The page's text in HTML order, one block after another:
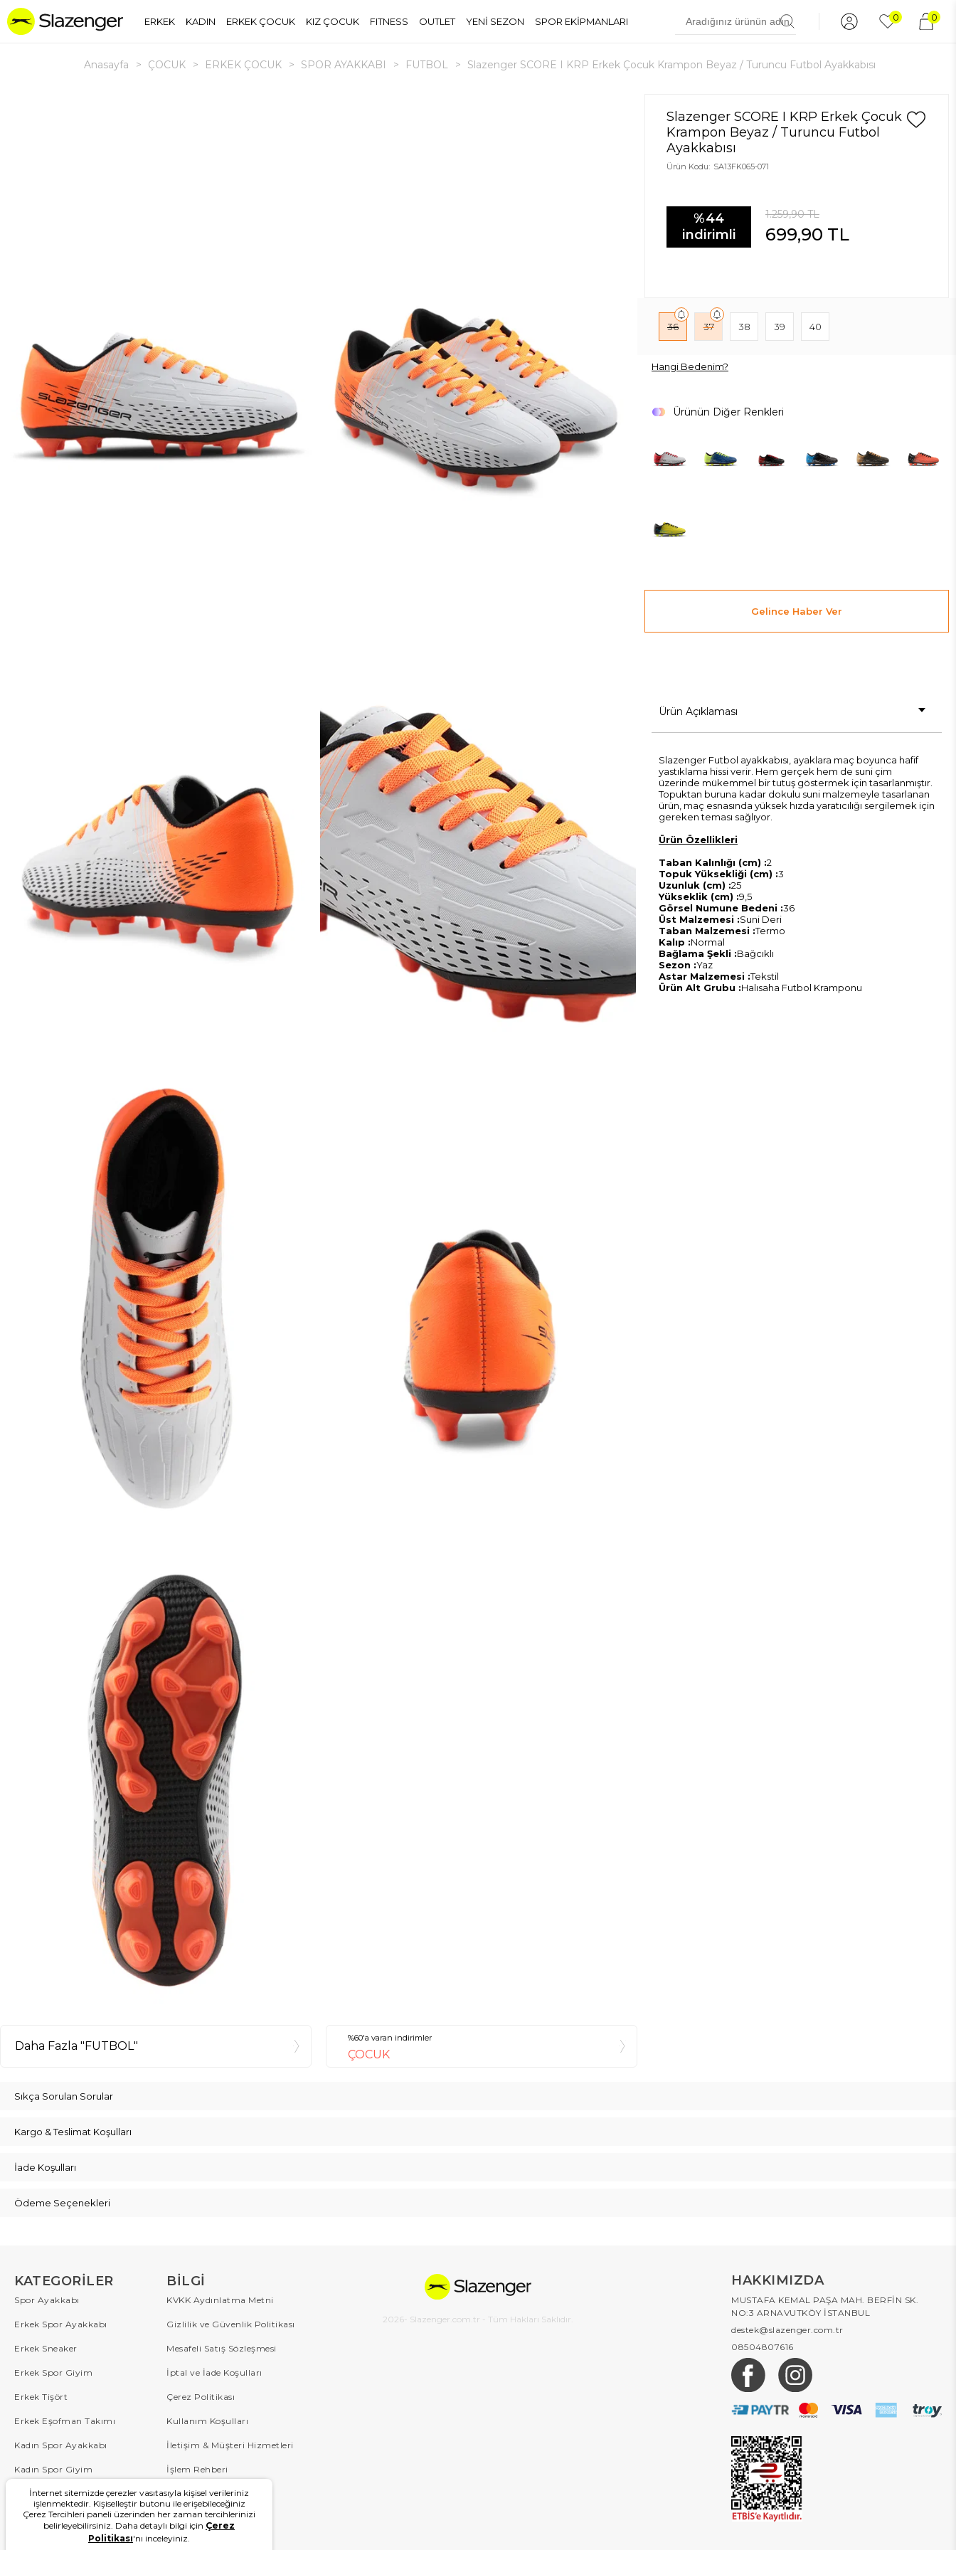
ERKEK KADIN ERKEK ÇOCUK KIZ ÇOCUK FITNESS OUTLET YENİ SEZON SPOR EKİPMANLARI 0 0
Anasayfa > ÇOCUK > ERKEK ÇOCUK > SPOR AYAKKABI > FUTBOL > Slazenger SCORE I KRP Erkek Çocuk Krampon Beyaz / Turuncu Futbol Ayakkabısı
Daha Fazla "FUTBOL"
%60'a varan indirimler
ÇOCUK
Slazenger SCORE I KRP Erkek Çocuk
Krampon Beyaz / Turuncu Futbol
Ayakkabısı
Ürün Kodu: SA13FK065-071
%44
indirimli
1.259,90TL
699,90 TL
36 37 38 39 40
Hangi Bedenim?
Ürünün Diğer Renkleri
Gelince Haber Ver
Ürün Açıklaması
Slazenger Futbol ayakkabısı, ayaklara maç boyunca hafif
yastıklama hissi verir. Hem gerçek hem de suni çim
üzerinde mükemmel bir tutuş göstermek için tasarlanmıştır.
Topuktan buruna kadar dokulu suni malzemeyle tasarlanan
ürün, maç esnasında yüksek hızda yaratıcılığı sergilemek için
gereken teması sağlıyor.
Ürün Özellikleri
Taban Kalınlığı (cm) :2
Topuk Yüksekliği (cm) :3
Uzunluk (cm) :25
Yükseklik (cm) :9,5
Görsel Numune Bedeni :36
Üst Malzemesi :Suni Deri
Taban Malzemesi :Termo
Kalıp :Normal
Bağlama Şekli :Bağcıklı
Sezon :Yaz
Astar Malzemesi :Tekstil
Ürün Alt Grubu :Halısaha Futbol Kramponu
Sıkça Sorulan Sorular
Kargo & Teslimat Koşulları
İade Koşulları
Ödeme Seçenekleri
KATEGORILER
Spor Ayakkabı
Erkek Spor Ayakkabı
Erkek Sneaker
Erkek Spor Giyim
Erkek Tişört
Erkek Eşofman Takımı
Kadın Spor Ayakkabı
Kadın Spor Giyim
Çocuk
Blog
BILGI
KVKK Aydınlatma Metni
Gizlilik ve Güvenlik Politikası
Mesafeli Satış Sözleşmesi
İptal ve İade Koşulları
Çerez Politikası
Kullanım Koşulları
İletişim & Müşteri Hizmetleri
İşlem Rehberi
Sipariş Takip
Sıkça Sorulan Sorular
Kampanyalar
2026- Slazenger.com.tr - Tüm Hakları Saklıdır.
HAKKIMIZDA
MUSTAFA KEMAL PAŞA MAH. BERFİN SK.
NO:3 ARNAVUTKÖY İSTANBUL
destek@slazenger.com.tr
08504807616
İnternet sitemizde çerezler vasıtasıyla kişisel verileriniz
işlenmektedir. Kişiselleştir butonu ile erişebileceğiniz
Çerez Tercihleri paneli üzerinden her zaman tercihlerinizi
belirleyebilirsiniz. Daha detaylı bilgi için Çerez
Politikası'nı inceleyiniz.